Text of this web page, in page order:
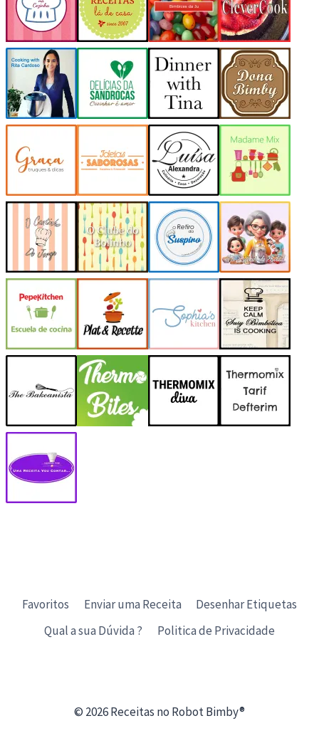
Favoritos Enviar uma Receita
Desenhar Etiquetas
Qual a sua Dúvida ?
Politica de Privacidade
© 2026 Receitas no Robot Bimby®